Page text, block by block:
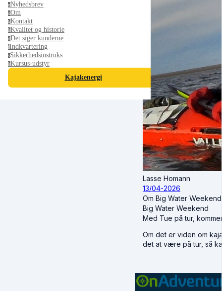
nNyhedsbrev
oOm
kKontakt
kKvalitet og historie
dDet siger kunderne
iIndkvartering
sSikkerhedsinstruks
kKursus-udstyr
Kajakenergi
Lasse Homann
13/04-2026
Om Big Water
Big Water Weekend
Med Tue på tur,
Om det er viden om
det at være på tur, så